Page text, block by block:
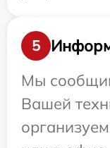
5
Мы
Вашей